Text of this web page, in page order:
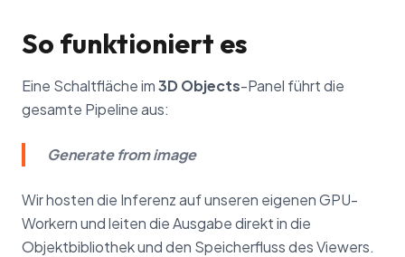
So funktioniert es
Eine Schaltfläche im3D Objects-Panel führt die
gesamte Pipeline aus:
Generate from image
Wir hosten die Inferenz auf unseren eigenen GPU-
Workern und leiten die Ausgabe direkt in die
Objektbibliothek und den Speicherfluss des Viewers.